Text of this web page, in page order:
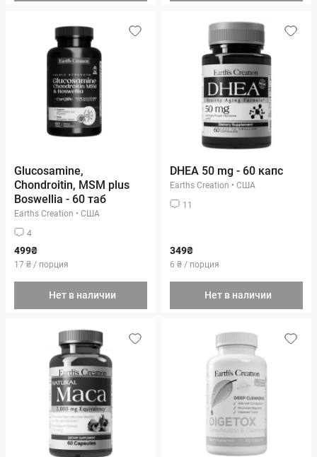
Glucosamine,
Chondroitin, MSM plus
Boswellia - 60 таб
Earths Creation • США
4
499₴
17 ₴ / порция
Нет в наличии
DHEA 50 mg - 60 капс
Earths Creation • США
11
349₴
6 ₴ / порция
Нет в наличии